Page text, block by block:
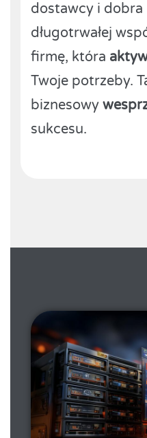
dostawcy i
długotrwałej
firmę, która
Twoje potrzeby.
biznesowy
sukcesu.